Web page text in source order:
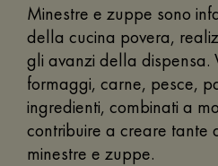
Minestre e zuppe sono
della cucina povera,
gli avanzi della dispensa.
formaggi, carne, pesce,
ingredienti, combinati a
contribuire a creare tante
minestre e zuppe.